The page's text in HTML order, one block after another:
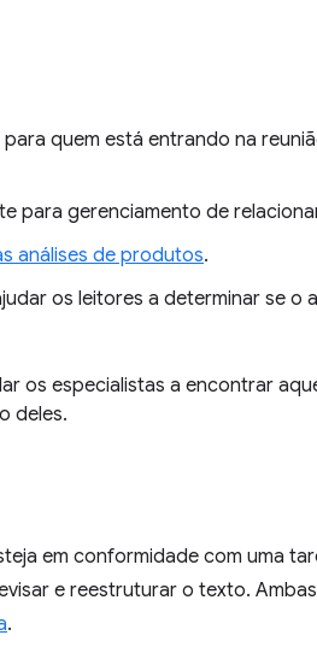
quem está entrando na
para gerenciamento de
análises de produtos.
os leitores a determinar se o
os especialistas a encontrar
deles.
em conformidade com uma
e reestruturar o texto.
.